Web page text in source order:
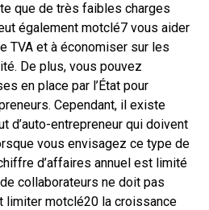
que de très faibles charges
également motclé7 vous aider
TVA et à économiser sur les
De plus, vous pouvez
en place par l’État pour
Cependant, il existe
d’auto-entrepreneur qui doivent
vous envisagez ce type de
d’affaires annuel est limité
collaborateurs ne doit pas
limiter motclé20 la croissance